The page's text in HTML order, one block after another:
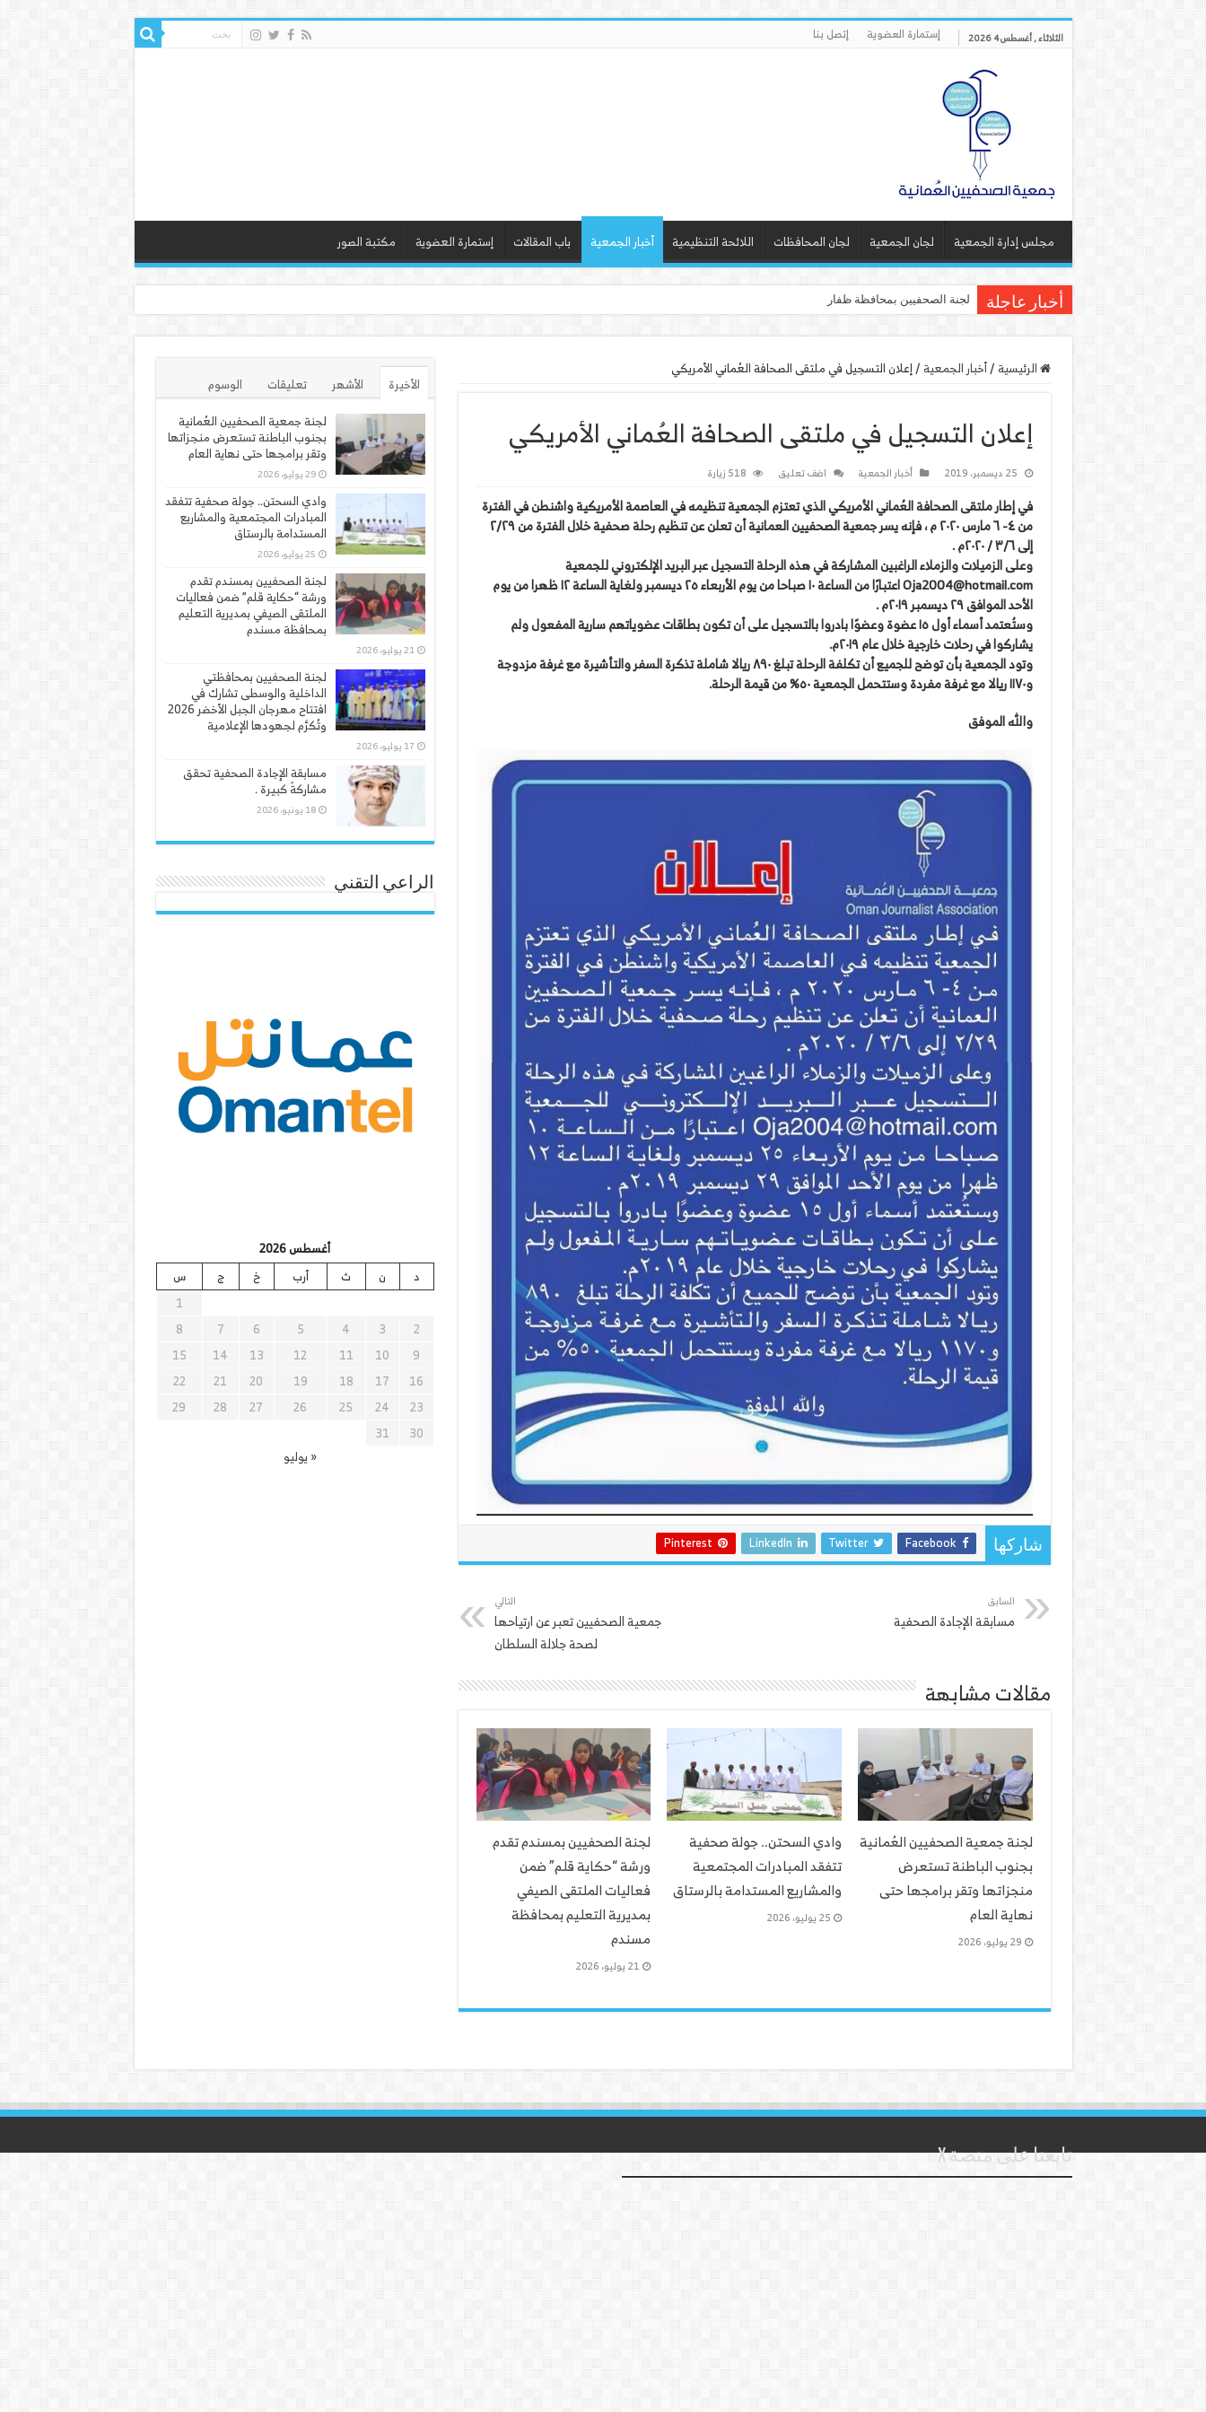
الثلاثاء , أغسطس 4 2026 إستمارة العضوية إتصل بنا
مجلس إدارة الجمعية لجان الجمعية لجان المحافظات اللائحة التنظيمية أخبار الجمعية باب المقالات إستمارة العضوية مكتبة الصور
أخبار عاجلة لجنة الصحفيين بمحافظة ظفار تنفذ ورشة عمل “أساسيات التصمي
الرئيسية /أخبار الجمعية /إعلان التسجيل في ملتقى الصحافة العُماني الأمريكي
إعلان التسجيل في ملتقى الصحافة العُماني الأمريكي
25 ديسمبر، 2019 أخبار الجمعية اضف تعليق 518 زيارة
في إطار ملتقى الصحافة العُماني الأمريكي الذي تعتزم الجمعية تنظيمه في العاصمة الأمريكية واشنطن في الفترة
من ٤- ٦ مارس ٢٠٢٠ م ، فإنه يسر جمعية الصحفيين العمانية أن تعلن عن تنظيم رحلة صحفية خلال الفترة من ٢/٢٩
إلى ٣/٦ / ٢٠٢٠م .
وعلى الزميلات والزملاء الراغبين المشاركة في هذه الرحلة التسجيل عبر البريد الإلكتروني للجمعية
Oja2004@hotmail.com اعتبارًا من الساعة ١٠ صباحا من يوم الأربعاء ٢٥ ديسمبر ولغاية الساعة ١٢ ظهرا من يوم
الأحد الموافق ٢٩ ديسمبر ٢٠١٩م .
وستُعتمد أسماء أول ١٥ عضوة وعضوًا بادروا بالتسجيل على أن تكون بطاقات عضوياتهم سارية المفعول ولم
يشاركوا في رحلات خارجية خلال عام ٢٠١٩م.
وتود الجمعية بأن توضح للجميع أن تكلفة الرحلة تبلغ ٨٩٠ ريالا شاملة تذكرة السفر والتأشيرة مع غرفة مزدوجة
و١١٧٠ ريالا مع غرفة مفردة وستتحمل الجمعية ٥٠% من قيمة الرحلة.
والله الموفق
شاركها Facebook
Twitter
LinkedIn
Pinterest
السابق
مسابقة الإجادة الصحفية
التالي
جمعية الصحفيين تعبر عن ارتياحها
لصحة جلالة السلطان
مقالات مشابهة
لجنة جمعية الصحفيين العُمانية
بجنوب الباطنة تستعرض
منجزاتها وتقر برامجها حتى
نهاية العام
29 يوليو، 2026
وادي السحتن.. جولة صحفية
تتفقد المبادرات المجتمعية
والمشاريع المستدامة بالرستاق
25 يوليو، 2026
لجنة الصحفيين بمسندم تقدم
ورشة “حكاية قلم” ضمن
فعاليات الملتقى الصيفي
بمديرية التعليم بمحافظة
مسندم
21 يوليو، 2026
الأخيرة الأشهر تعليقات
الوسوم
لجنة جمعية الصحفيين العُمانية
بجنوب الباطنة تستعرض منجزاتها
وتقر برامجها حتى نهاية العام
29 يوليو، 2026
وادي السحتن.. جولة صحفية تتفقد
المبادرات المجتمعية والمشاريع
المستدامة بالرستاق
25 يوليو، 2026
لجنة الصحفيين بمسندم تقدم
ورشة “حكاية قلم” ضمن فعاليات
الملتقى الصيفي بمديرية التعليم
بمحافظة مسندم
21 يوليو، 2026
لجنة الصحفيين بمحافظتي
الداخلية والوسطى تشارك في
افتتاح مهرجان الجبل الأخضر 2026
وتُكرَّم لجهودها الإعلامية
17 يوليو، 2026
مسابقة الإجادة الصحفية تحقق
مشاركةً كبيرة .
18 يونيو، 2026
الراعي التقني
أغسطس 2026
د
ن ث أرب خ ج
س
1
2
3
4
5
6
7
8
9
10
11
12
13
14
15
16
17
18
19
20
21
22
23
24
25
26
27
28
29
30
31
« يوليو
تابعنا على منصة X